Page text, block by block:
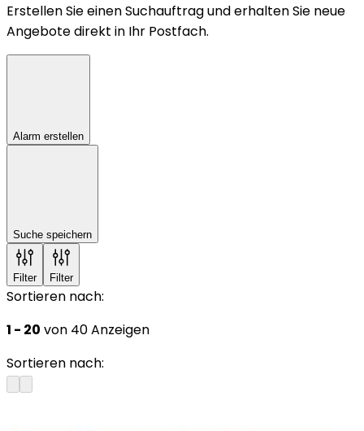
Erstellen Sie einen Suchauftrag und erhalten Sie neue
Angebote direkt in Ihr Postfach.
Alarm erstellen
Suche speichern
Filter Filter
Sortieren nach:
1 - 20 von 40 Anzeigen
Sortieren nach: